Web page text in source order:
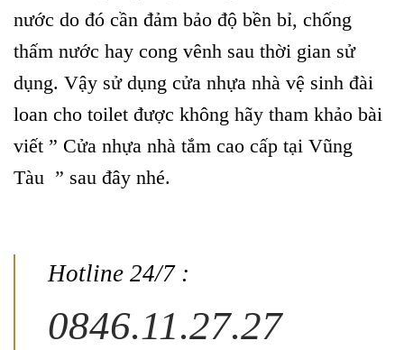
nước do đó cần đảm bảo độ bền bỉ, chống
thấm nước hay cong vênh sau thời gian sử
dụng. Vậy sử dụng cửa nhựa nhà vệ sinh đài
loan cho toilet được không hãy tham khảo bài
viết ” Cửa nhựa nhà tắm cao cấp tại Vũng
Tàu ” sau đây nhé.
Hotline 24/7 :
0846.11.27.27